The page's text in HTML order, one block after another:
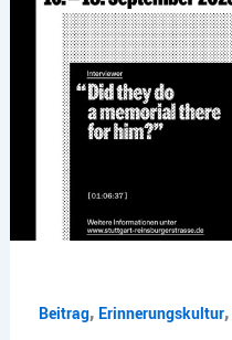
Beitrag, Erinnerungskultur,